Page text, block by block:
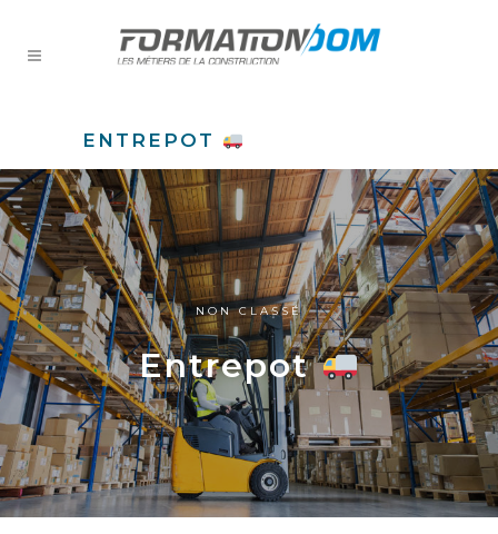
ENTREPOT
NON CLASSÉ
Entrepot